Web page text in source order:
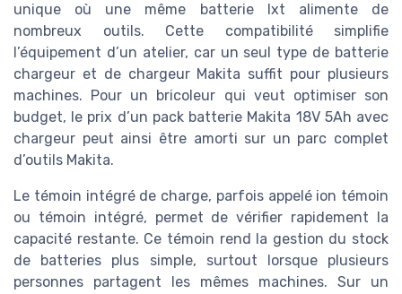
unique où une même batterie lxt alimente de
nombreux outils. Cette compatibilité simplifie
l’équipement d’un atelier, car un seul type de batterie
chargeur et de chargeur Makita suffit pour plusieurs
machines. Pour un bricoleur qui veut optimiser son
budget, le prix d’un pack batterie Makita 18V 5Ah avec
chargeur peut ainsi être amorti sur un parc complet
d’outils Makita.
Le témoin intégré de charge, parfois appelé ion témoin
ou témoin intégré, permet de vérifier rapidement la
capacité restante. Ce témoin rend la gestion du stock
de batteries plus simple, surtout lorsque plusieurs
personnes partagent les mêmes machines. Sur un